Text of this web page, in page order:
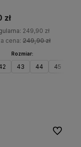
zł
249,90 zł
cena: 249,90 zł
Rozmiar:
43 44 45
Do